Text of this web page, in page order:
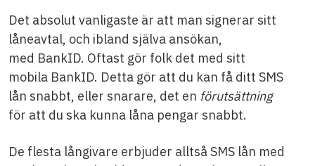
Det absolut vanligaste är att man signerar sitt
låneavtal, och ibland själva ansökan,
med BankID. Oftast gör folk det med sitt
mobila BankID. Detta gör att du kan få ditt SMS
lån snabbt, eller snarare, det en förutsättning
för att du ska kunna låna pengar snabbt.
De flesta långivare erbjuder alltså SMS lån med